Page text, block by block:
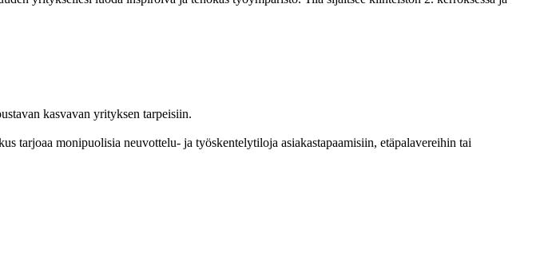
kasvavan yrityksen tarpeisiin.
tarjoaa monipuolisia neuvottelu- ja työskentelytiloja asiakastapaamisiin, etäpalavereihin tai